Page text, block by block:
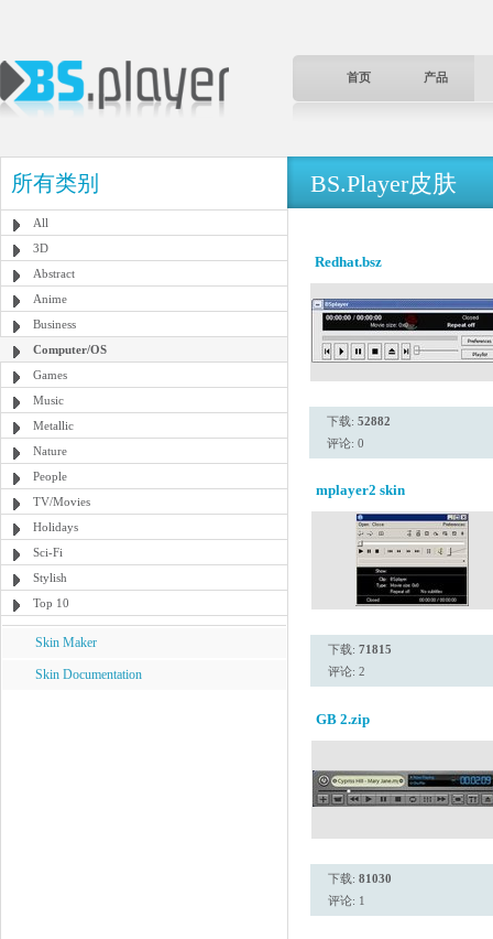
首页 产品
所有类别
All
3D
Abstract
Anime
Business
Computer/OS
Games
Music
Metallic
Nature
People
TV/Movies
Holidays
Sci-Fi
Stylish
Top 10
Skin Maker
Skin Documentation
BS.Player皮肤
Redhat.bsz
下载: 52882
评论: 0
mplayer2 skin
下载: 71815
评论: 2
GB 2.zip
下载: 81030
评论: 1